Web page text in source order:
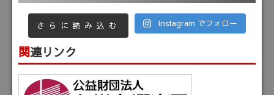
さらに読み込む Instagram でフォロー
関連リンク